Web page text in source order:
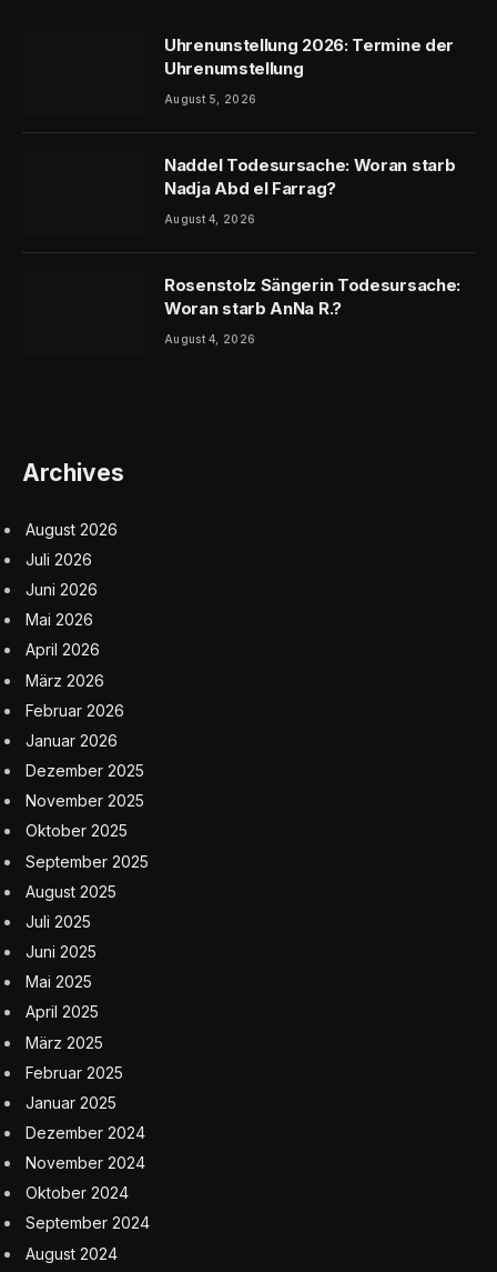
Uhrenunstellung 2026: Termine der
Uhrenumstellung
August 5, 2026
Naddel Todesursache: Woran starb
Nadja Abd el Farrag?
August 4, 2026
Rosenstolz Sängerin Todesursache:
Woran starb AnNa R.?
August 4, 2026
Archives
August 2026
Juli 2026
Juni 2026
Mai 2026
April 2026
März 2026
Februar 2026
Januar 2026
Dezember 2025
November 2025
Oktober 2025
September 2025
August 2025
Juli 2025
Juni 2025
Mai 2025
April 2025
März 2025
Februar 2025
Januar 2025
Dezember 2024
November 2024
Oktober 2024
September 2024
August 2024